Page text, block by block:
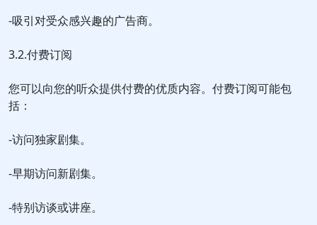
-吸引对受众感兴趣的广告商。
3.2.付费订阅
您可以向您的听众提供付费的优质内容。付费订阅可能包
括：
-访问独家剧集。
-早期访问新剧集。
-特别访谈或讲座。